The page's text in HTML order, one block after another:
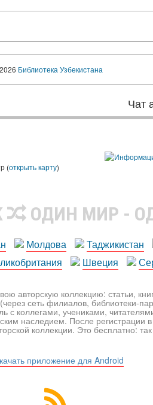
Библиотека Узбекистана
Чат
(открыть карту)
ОДИН МИР -
Молдова Таджикистан
Швеция
авторскую коллекцию: статьи,
сеть филиалов, библиотеки-
с коллегами, учениками,
наследием. После
коллекции. Это бесплатно:
приложение для Android